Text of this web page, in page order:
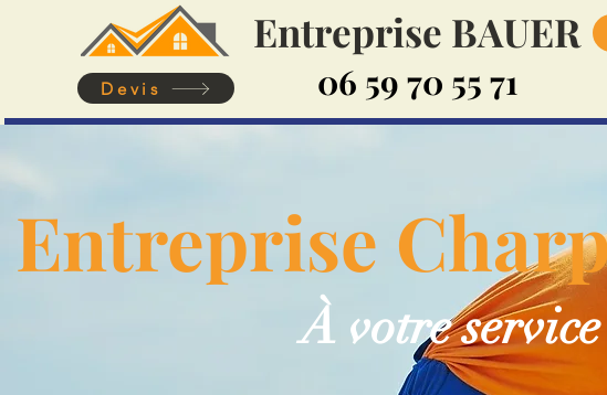
Devis
Entreprise BAUER
06 59 70 55 71
Entreprise
À votre service